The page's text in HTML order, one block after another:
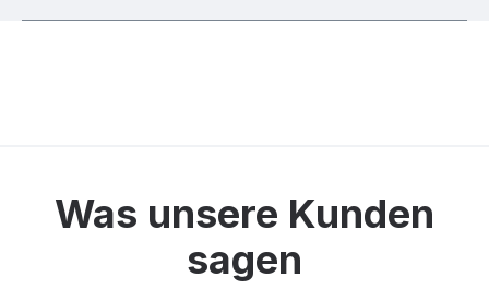
Was unsere Kunden
sagen